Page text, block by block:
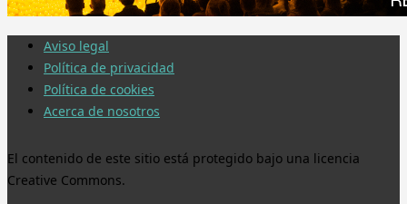
Aviso legal
Política de privacidad
Política de cookies
Acerca de nosotros
El contenido de este sitio está protegido bajo una licencia
Creative Commons.